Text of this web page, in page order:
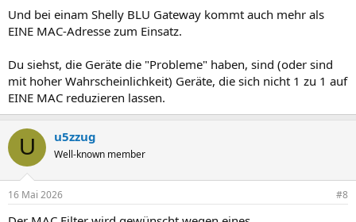
Und bei einam Shelly BLU Gateway kommt auch mehr als
EINE MAC-Adresse zum Einsatz.
Du siehst, die Geräte die "Probleme" haben, sind (oder sind
mit hoher Wahrscheinlichkeit) Geräte, die sich nicht 1 zu 1 auf
EINE MAC reduzieren lassen.
U u5zzug
Well-known member
16 Mai 2026 #8